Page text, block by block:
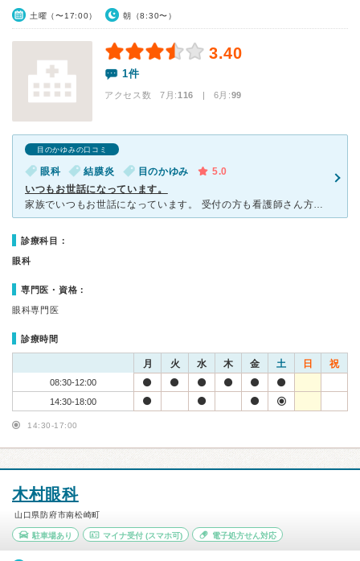
土曜（〜17:00） 朝（8:30〜）
3.40
1件
アクセス数 7月:116 | 6月:99
目のかゆみの口コミ
眼科 結膜炎 目のかゆみ
5.0
いつもお世話になっています。
家族でいつもお世話になっています。 受付の方も看護師さん方もすごい気さくな方ばかりです。先生もしっかり診察していただき、家族みんなで結膜炎になった際もお世話になりました。 待ち時間もなくスムーズに
診療科目：
眼科
専門医・資格：
眼科専門医
診療時間
月 火 水 木 金 土 日 祝
08:30-12:00
14:30-18:00
14:30-17:00
木村眼科
山口県防府市南松崎町
駐車場あり マイナ受付(スマホ可) 電子処方せん対応